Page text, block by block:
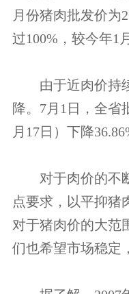
月份猪肉批发价为
过100%，较今年1
由于近肉价持续
降。7月1日，全省
月17日）下降
对于肉价的不断
点要求，以平抑猪
对于猪肉价的大范
们也希望市场稳定